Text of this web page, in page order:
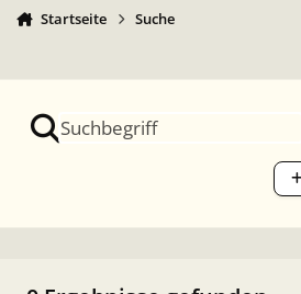
Startseite Suche